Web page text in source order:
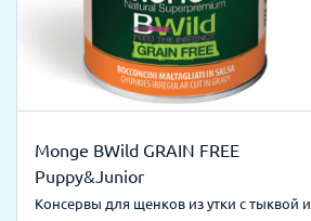
Monge BWild GRAIN FREE
Puppy&Junior
Консервы для щенков из утки с тыквой и